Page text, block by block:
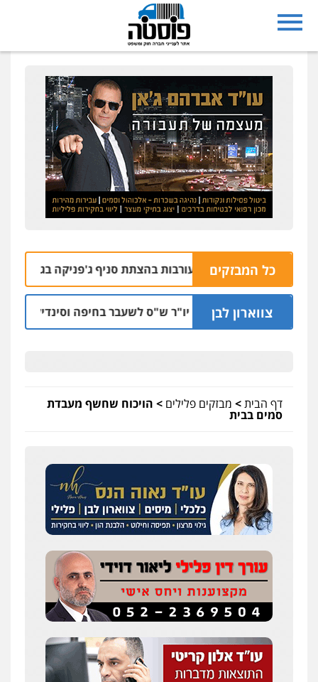
כל המבזקים
נעצרו בחשד למעורבות בהצתת סניף ג'פניקה בגבעתיים
צווארון לבן
כתב אישום: יו"ר ש"ס לשעבר בחיפה וסינדיקאט
דף הבית> מבזקים פלילים > הויכוח שחשף מעבדת
סמים בבית